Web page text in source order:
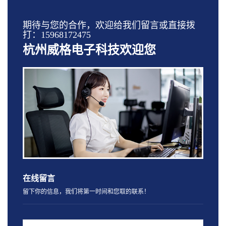
期待与您的合作，欢迎给我们留言或直接拨
打：15968172475
杭州威格电子科技欢迎您
在线留言
留下你的信息，我们将第一时间和您取的联系！